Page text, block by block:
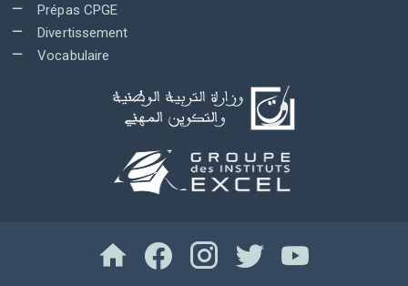
Prépas CPGE
Divertissement
Vocabulaire